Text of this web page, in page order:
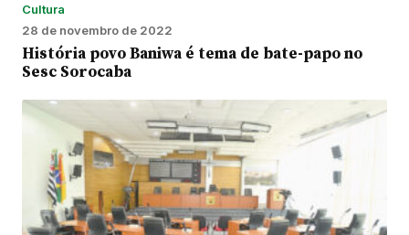
Cultura
28 de novembro de 2022
História povo Baniwa é tema de bate-papo no
Sesc Sorocaba